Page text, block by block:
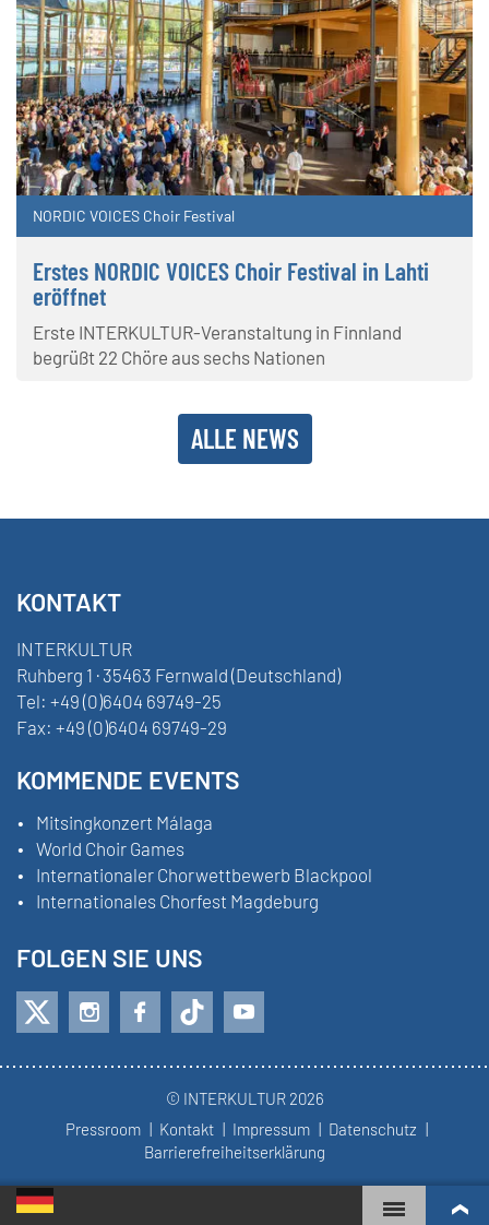
NORDIC VOICES Choir Festival
Erstes NORDIC VOICES Choir Festival in Lahti
eröffnet
Erste INTERKULTUR-Veranstaltung in Finnland
begrüßt 22 Chöre aus sechs Nationen
ALLE NEWS
KONTAKT
INTERKULTUR
Ruhberg 1 · 35463 Fernwald (Deutschland)
Tel: +49 (0)6404 69749-25
Fax: +49 (0)6404 69749-29
KOMMENDE EVENTS
Mitsingkonzert Málaga
World Choir Games
Internationaler Chorwettbewerb Blackpool
Internationales Chorfest Magdeburg
FOLGEN SIE UNS
© INTERKULTUR 2026
Pressroom
Kontakt Impressum
Datenschutz
Barrierefreiheitserklärung
WORLD CHOIR GAMES